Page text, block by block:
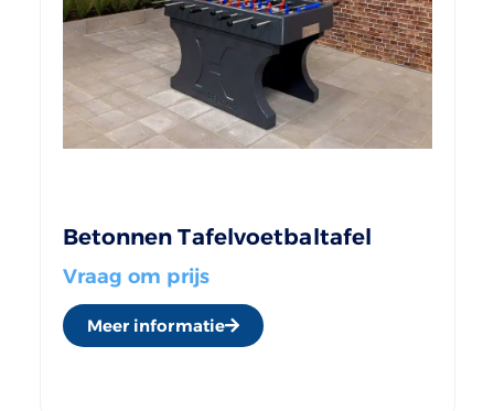
Betonnen Tafelvoetbaltafel
Vraag om prijs
Meer informatie